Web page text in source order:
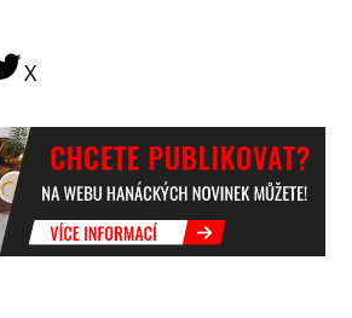
X